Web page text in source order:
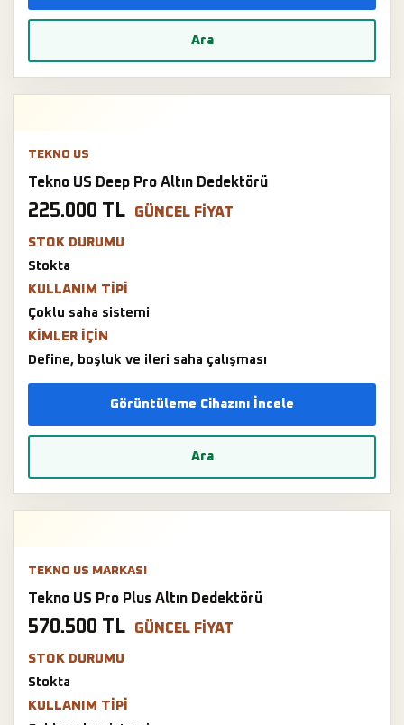
Ara
TEKNO US
Tekno US Deep Pro Altın Dedektörü
225.000 TL GÜNCEL FIYAT
STOK DURUMU
Stokta
KULLANIM TIPI
Çoklu saha sistemi
KIMLER IÇIN
Define, boşluk ve ileri saha çalışması
Görüntüleme Cihazını İncele
Ara
TEKNO US MARKASI
Tekno US Pro Plus Altın Dedektörü
570.500 TL GÜNCEL FIYAT
STOK DURUMU
Stokta
KULLANIM TIPI